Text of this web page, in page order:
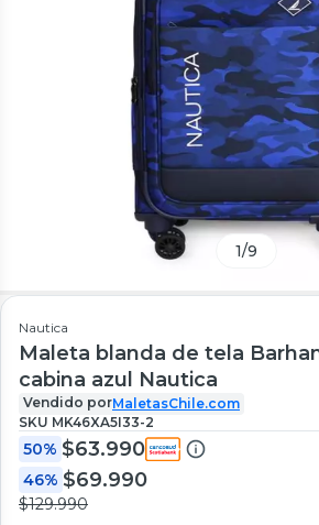
1/9
Nautica
Maleta blanda de tela
cabina azul Nautica
Vendido porMaletasChile.com
SKU MK46XA5I33-2
50% $63.990
46% $69.990
$129.990